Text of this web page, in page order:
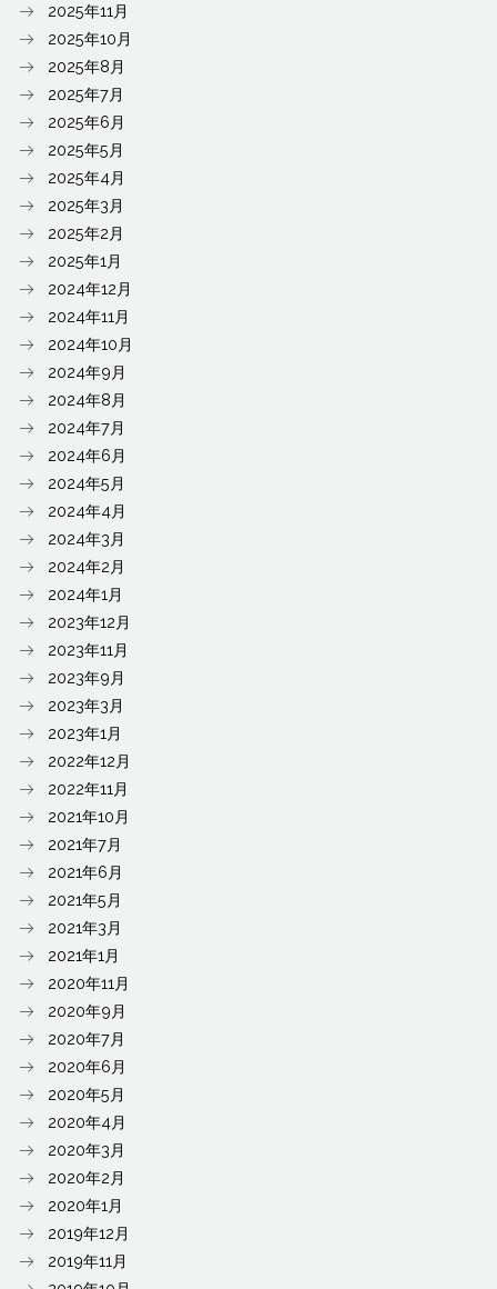
2025年11月
2025年10月
2025年8月
2025年7月
2025年6月
2025年5月
2025年4月
2025年3月
2025年2月
2025年1月
2024年12月
2024年11月
2024年10月
2024年9月
2024年8月
2024年7月
2024年6月
2024年5月
2024年4月
2024年3月
2024年2月
2024年1月
2023年12月
2023年11月
2023年9月
2023年3月
2023年1月
2022年12月
2022年11月
2021年10月
2021年7月
2021年6月
2021年5月
2021年3月
2021年1月
2020年11月
2020年9月
2020年7月
2020年6月
2020年5月
2020年4月
2020年3月
2020年2月
2020年1月
2019年12月
2019年11月